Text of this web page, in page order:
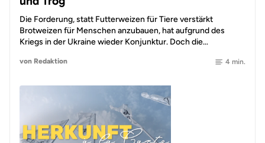
Die Forderung, statt Futterweizen für Tiere verstärkt
Brotweizen für Menschen anzubauen, hat aufgrund des
Kriegs in der Ukraine wieder Konjunktur. Doch die…
von Redaktion 4 min.